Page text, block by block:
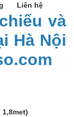
Liên hệ
và
Hà Nội